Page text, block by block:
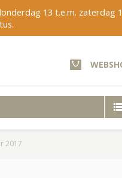
13 t.e.m. zaterdag
2017